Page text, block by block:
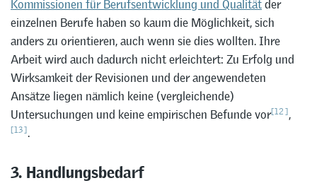
Kommissionen für Berufsentwicklung und Qualitätder
einzelnen Berufe haben so kaum die Möglichkeit, sich
anders zu orientieren, auch wenn sie dies wollten. Ihre
Arbeit wird auch dadurch nicht erleichtert: Zu Erfolg und
Wirksamkeit der Revisionen und der angewendeten
Ansätze liegen nämlich keine (vergleichende)
Untersuchungen und keine empirischen Befunde vor[12],
[13].
3. Handlungsbedarf